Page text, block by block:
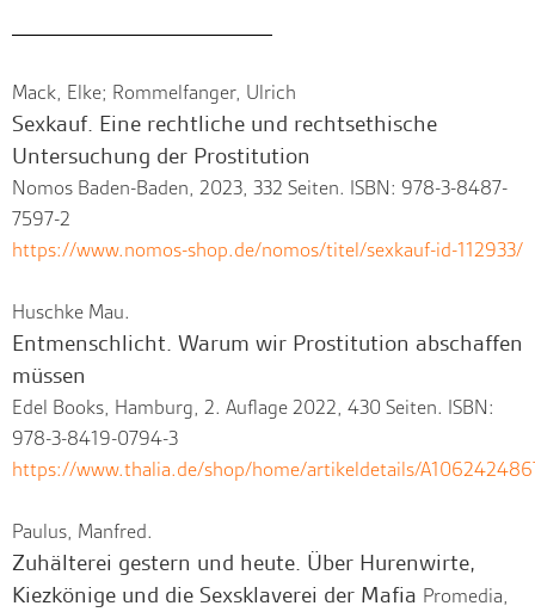
Mack, Elke; Rommelfanger, Ulrich
Sexkauf. Eine rechtliche und rechtsethische
Untersuchung der Prostitution
Nomos Baden-Baden, 2023, 332 Seiten. ISBN: 978-3-8487-
7597-2
https://www.nomos-shop.de/nomos/titel/sexkauf-id-112933/
Huschke Mau.
Entmenschlicht. Warum wir Prostitution abschaffen
müssen
Edel Books, Hamburg, 2. Auflage 2022, 430 Seiten. ISBN:
978-3-8419-0794-3
https://www.thalia.de/shop/home/artikeldetails/
Paulus, Manfred.
Zuhälterei gestern und heute. Über Hurenwirte,
Kiezkönige und die Sexsklaverei der Mafia Promedia,